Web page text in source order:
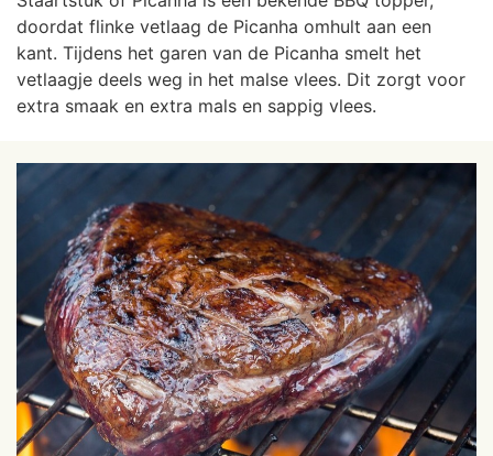
doordat flinke vetlaag de Picanha omhult aan een
kant. Tijdens het garen van de Picanha smelt het
vetlaagje deels weg in het malse vlees. Dit zorgt voor
extra smaak en extra mals en sappig vlees.